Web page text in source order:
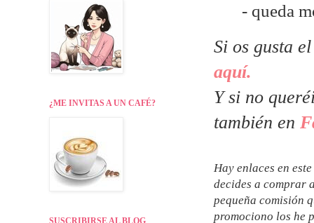
- queda
Si os gusta
aquí.
Y si no
también en
Hay enlaces en
decides a comprar
pequeña comisión
promociono los he
¿ME INVITAS A UN CAFÉ?
SUSCRIBIRSE AL BLOG